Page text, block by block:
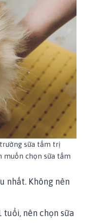
sữa tắm trị
muốn chọn sữa tắm
nhất. Không nên
nên chọn sữa